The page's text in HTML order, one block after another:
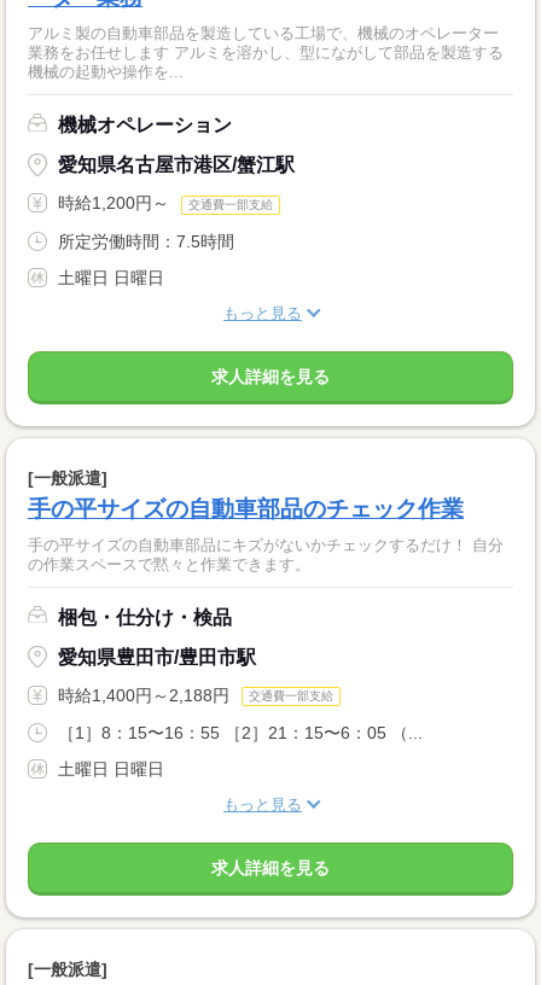
アルミ製の自動車部品を製造している工場で、機械のオペレーター
業務をお任せします アルミを溶かし、型にながして部品を製造する
機械の起動や操作を...
機械オペレーション
愛知県名古屋市港区/蟹江駅
時給1,200円～ 交通費一部支給
所定労働時間：7.5時間
土曜日 日曜日
もっと見る
求人詳細を見る
[一般派遣]
手の平サイズの自動車部品のチェック作業
手の平サイズの自動車部品にキズがないかチェックするだけ！ 自分
の作業スペースで黙々と作業できます。
梱包・仕分け・検品
愛知県豊田市/豊田市駅
時給1,400円～2,188円 交通費一部支給
［1］8：15〜16：55 ［2］21：15〜6：05 （...
土曜日 日曜日
もっと見る
求人詳細を見る
[一般派遣]